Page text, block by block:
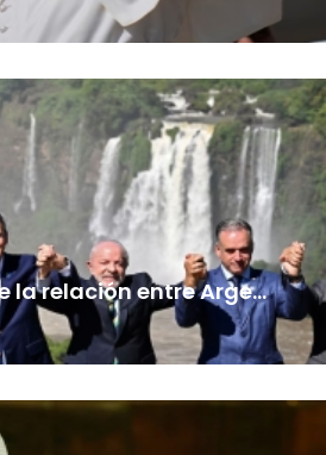
la relación entre Arge…